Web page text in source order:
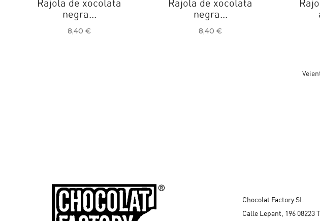
Rajola de xocolata
negra...
Preu
8,40 €
Rajola de xocolata
negra...
Preu
8,40 €
Chocolat Factory SL
Calle Lepant, 196 08223